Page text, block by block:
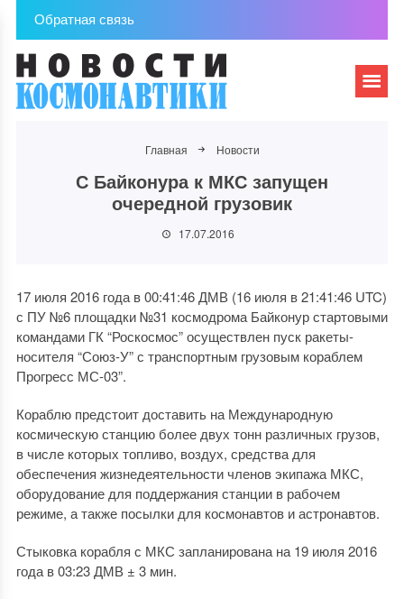
Обратная связь
Главная Новости
С Байконура к МКС запущен
очередной грузовик
17.07.2016
17 июля 2016 года в 00:41:46 ДМВ (16 июля в 21:41:46 UTC)
с ПУ №6 площадки №31 космодрома Байконур стартовыми
командами ГК “Роскосмос” осуществлен пуск ракеты-
носителя “Союз-У” с транспортным грузовым кораблем
Прогресс МС-03”.
Кораблю предстоит доставить на Международную
космическую станцию более двух тонн различных грузов,
в числе которых топливо, воздух, средства для
обеспечения жизнедеятельности членов экипажа МКС,
оборудование для поддержания станции в рабочем
режиме, а также посылки для космонавтов и астронавтов.
Стыковка корабля с МКС запланирована на 19 июля 2016
года в 03:23 ДМВ ± 3 мин.